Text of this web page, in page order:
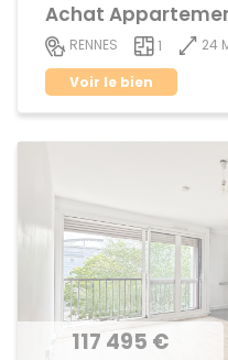
RENNES 1
24
Voir le bien
117 495 €